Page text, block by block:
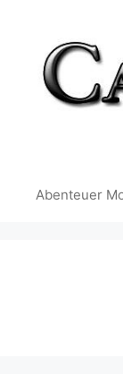
Abenteuer